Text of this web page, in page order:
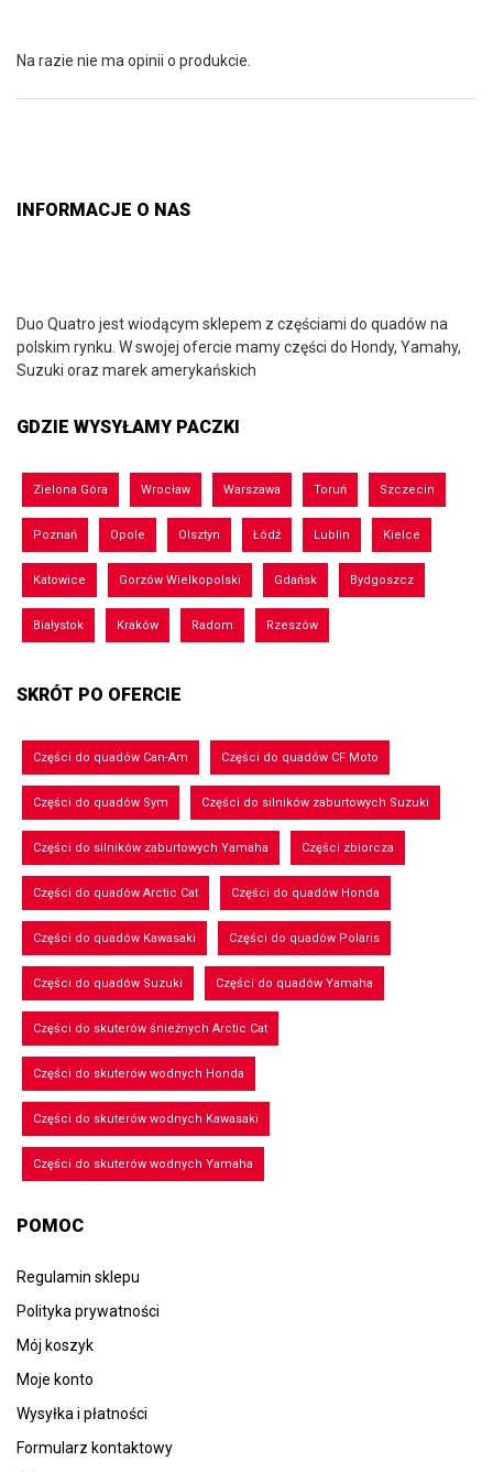
Na razie nie ma opinii o produkcie.
INFORMACJE O NAS
Duo Quatro jest wiodącym sklepem z częściami do quadów na
polskim rynku. W swojej ofercie mamy części do Hondy, Yamahy,
Suzuki oraz marek amerykańskich
GDZIE WYSYŁAMY PACZKI
Zielona Góra Wrocław Warszawa Toruń Szczecin
Poznań Opole Olsztyn Łódź Lublin Kielce
Katowice Gorzów Wielkopolski Gdańsk Bydgoszcz
Białystok Kraków Radom Rzeszów
SKRÓT PO OFERCIE
Części do quadów Can-Am Części do quadów CF Moto
Części do quadów Sym Części do silników zaburtowych Suzuki
Części do silników zaburtowych Yamaha Części zbiorcza
Części do quadów Arctic Cat Części do quadów Honda
Części do quadów Kawasaki Części do quadów Polaris
Części do quadów Suzuki Części do quadów Yamaha
Części do skuterów śnieżnych Arctic Cat
Części do skuterów wodnych Honda
Części do skuterów wodnych Kawasaki
Części do skuterów wodnych Yamaha
POMOC
Regulamin sklepu
Polityka prywatności
Mój koszyk
Moje konto
Wysyłka i płatności
Formularz kontaktowy